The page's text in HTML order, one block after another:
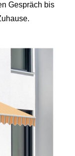
Gespräch bis